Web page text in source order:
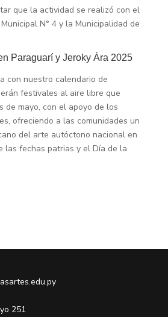
que la actividad se realizó con el
N° 4 y la Municipalidad de
Paraguarí y Jeroky Ára 2025
con nuestro calendario de
festivales al aire libre que
de mayo, con el apoyo de los
ofreciendo a las comunidades un
del arte autóctono nacional en
las fechas patrias y el Día de la
251